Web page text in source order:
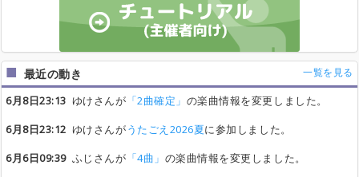
最近の動き 一覧を見る
6月8日23:13 ゆけさんが 「2曲確定」 の楽曲情報を変更しました。
6月8日23:12 ゆけさんがうたごえ2026夏に参加しました。
6月6日09:39ふじさんが 「4曲」 の楽曲情報を変更しました。